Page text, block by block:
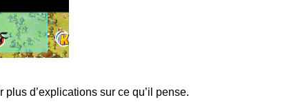
d’explications sur ce qu’il pense.